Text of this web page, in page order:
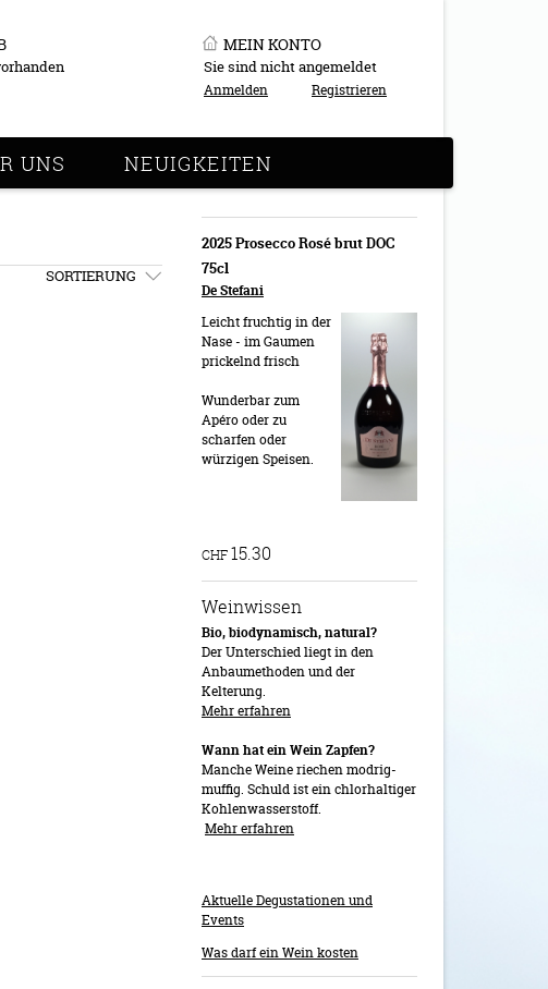
MEIN KONTO
Sie sind nicht angemeldet
Anmelden Registrieren
UNS NEUIGKEITEN
SORTIERUNG
2025 Prosecco Rosé brut DOC
75cl
De Stefani
Leicht fruchtig in der
Nase - im Gaumen
prickelnd frisch
Wunderbar zum
Apéro oder zu
scharfen oder
würzigen Speisen.
CHF15.30
Weinwissen
Bio, biodynamisch, natural?
Der Unterschied liegt in den
Anbaumethoden und der
Kelterung.
Mehr erfahren
Wann hat ein Wein Zapfen?
Manche Weine riechen modrig-
muffig. Schuld ist ein chlorhaltiger
Kohlenwasserstoff.
Mehr erfahren
Aktuelle Degustationen und
Events
Was darf ein Wein kosten